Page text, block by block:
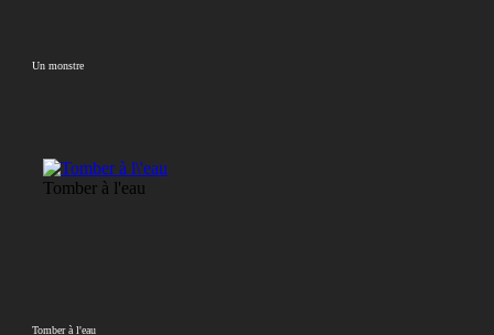
Un monstre
Tomber à l'eau
Tomber à l'eau